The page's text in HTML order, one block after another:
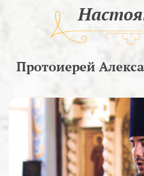
Протоиерей